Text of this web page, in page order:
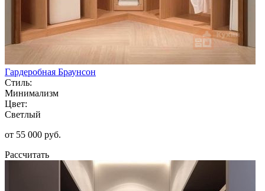
Гардеробная Браунсон
Стиль:
Минимализм
Цвет:
Светлый
от 55 000 руб.
Рассчитать